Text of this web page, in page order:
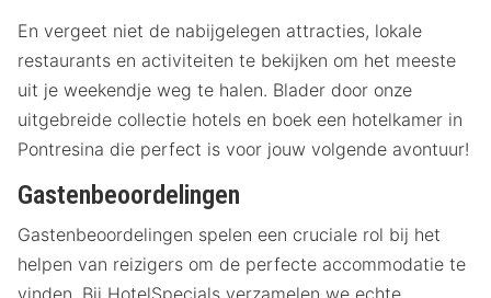
En vergeet niet de nabijgelegen attracties, lokale
restaurants en activiteiten te bekijken om het meeste
uit je weekendje weg te halen. Blader door onze
uitgebreide collectie hotels en boek een hotelkamer in
Pontresina die perfect is voor jouw volgende avontuur!
Gastenbeoordelingen
Gastenbeoordelingen spelen een cruciale rol bij het
helpen van reizigers om de perfecte accommodatie te